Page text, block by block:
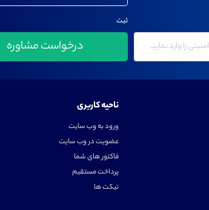
ثبت
ناحیه کاربری
ورود به وب سایت
عضویت در وب سایت
فاکتور های شما
پرداخت مستقیم
تیکت ها